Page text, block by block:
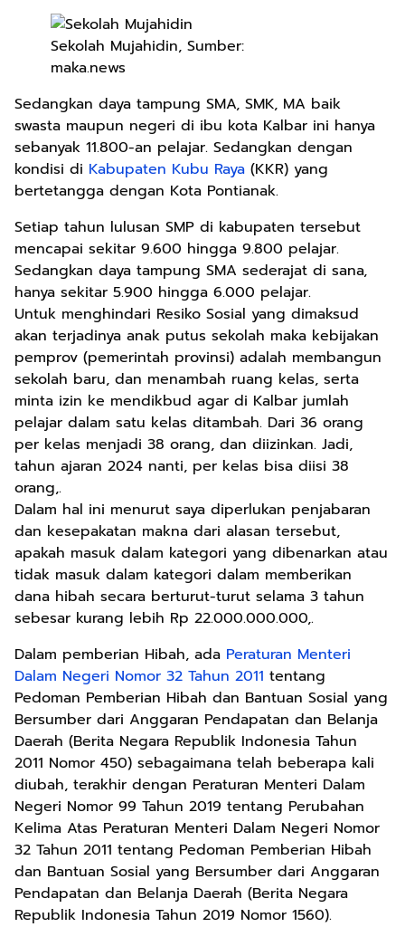
Sekolah Mujahidin, Sumber:
maka.news
Sedangkan daya tampung SMA, SMK, MA baik
swasta maupun negeri di ibu kota Kalbar ini hanya
sebanyak 11.800-an pelajar. Sedangkan dengan
kondisi di Kabupaten Kubu Raya (KKR) yang
bertetangga dengan Kota Pontianak.
Setiap tahun lulusan SMP di kabupaten tersebut
mencapai sekitar 9.600 hingga 9.800 pelajar.
Sedangkan daya tampung SMA sederajat di sana,
hanya sekitar 5.900 hingga 6.000 pelajar.
Untuk menghindari Resiko Sosial yang dimaksud
akan terjadinya anak putus sekolah maka kebijakan
pemprov (pemerintah provinsi) adalah membangun
sekolah baru, dan menambah ruang kelas, serta
minta izin ke mendikbud agar di Kalbar jumlah
pelajar dalam satu kelas ditambah. Dari 36 orang
per kelas menjadi 38 orang, dan diizinkan. Jadi,
tahun ajaran 2024 nanti, per kelas bisa diisi 38
orang,.
Dalam hal ini menurut saya diperlukan penjabaran
dan kesepakatan makna dari alasan tersebut,
apakah masuk dalam kategori yang dibenarkan atau
tidak masuk dalam kategori dalam memberikan
dana hibah secara berturut-turut selama 3 tahun
sebesar kurang lebih Rp 22.000.000.000,.
Dalam pemberian Hibah, ada Peraturan Menteri
Dalam Negeri Nomor 32 Tahun 2011 tentang
Pedoman Pemberian Hibah dan Bantuan Sosial yang
Bersumber dari Anggaran Pendapatan dan Belanja
Daerah (Berita Negara Republik Indonesia Tahun
2011 Nomor 450) sebagaimana telah beberapa kali
diubah, terakhir dengan Peraturan Menteri Dalam
Negeri Nomor 99 Tahun 2019 tentang Perubahan
Kelima Atas Peraturan Menteri Dalam Negeri Nomor
32 Tahun 2011 tentang Pedoman Pemberian Hibah
dan Bantuan Sosial yang Bersumber dari Anggaran
Pendapatan dan Belanja Daerah (Berita Negara
Republik Indonesia Tahun 2019 Nomor 1560).